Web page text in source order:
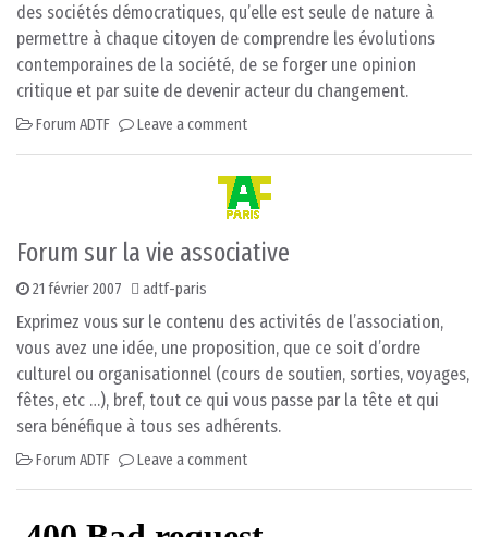
des sociétés démocratiques, qu’elle est seule de nature à
permettre à chaque citoyen de comprendre les évolutions
contemporaines de la société, de se forger une opinion
critique et par suite de devenir acteur du changement.
Forum ADTF Leave a comment
Forum sur la vie associative
21 février 2007 adtf-paris
Exprimez vous sur le contenu des activités de l’association,
vous avez une idée, une proposition, que ce soit d’ordre
culturel ou organisationnel (cours de soutien, sorties, voyages,
fêtes, etc …), bref, tout ce qui vous passe par la tête et qui
sera bénéfique à tous ses adhérents.
Forum ADTF Leave a comment